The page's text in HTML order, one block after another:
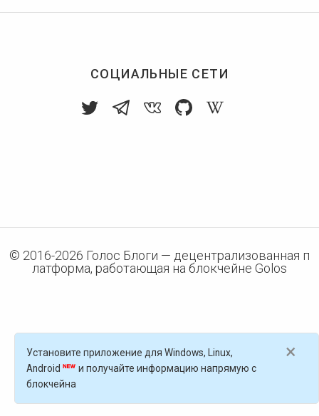
СОЦИАЛЬНЫЕ СЕТИ
© 2016-2026 Голос Блоги — децентрализованная п
латформа, работающая на блокчейне Golos
×
Установите приложение для Windows, Linux,
Android
и получайте информацию напрямую с
блокчейна